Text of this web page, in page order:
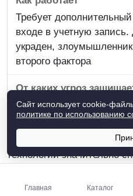
Требует
входе в учетную
украден,
второго фактора
Взлом аккаунтов,
Комплексное
технологий значительно
случайно перейдёт по
Сайт использует cookie-
политике по использованию
Главная Каталог